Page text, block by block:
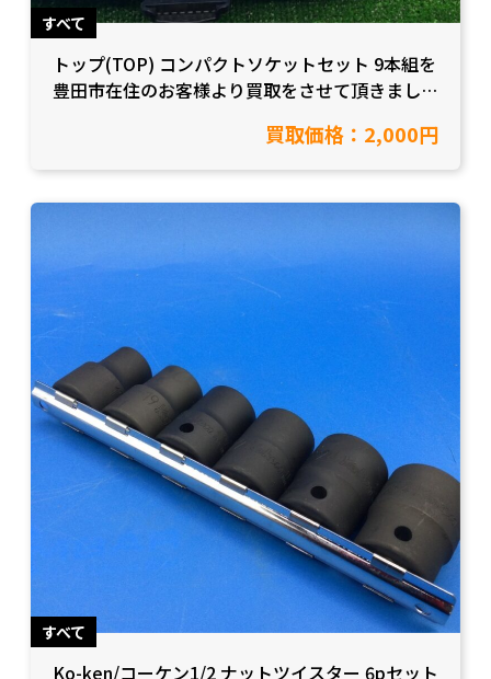
すべて
トップ(TOP) コンパクトソケットセット 9本組を
豊田市在住のお客様より買取をさせて頂きまし
買取価格：2,000円
すべて
Ko-ken/コーケン1/2 ナットツイスター 6pセット